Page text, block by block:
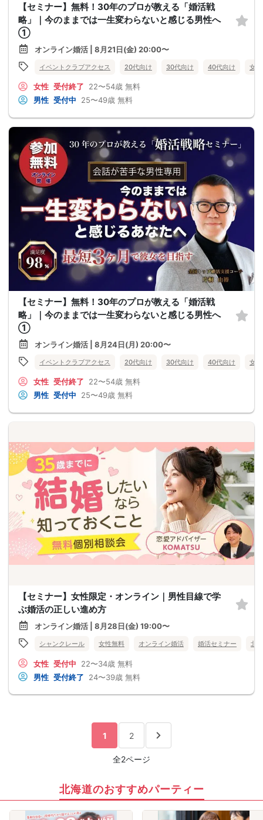
【セミナー】無料！30年のプロが教える「婚活戦
略」｜今のままでは一生変わらないと感じる男性へ
①
オンライン婚活 | 8月21日(金) 20:00〜
イベントクラブアクセス 20代向け 30代向け 40代向け 女
女性 受付終了 22〜54歳 無料
男性 受付中 25〜49歳 無料
【セミナー】無料！30年のプロが教える「婚活戦
略」｜今のままでは一生変わらないと感じる男性へ
①
オンライン婚活 | 8月24日(月) 20:00〜
イベントクラブアクセス 20代向け 30代向け 40代向け 女
女性 受付終了 22〜54歳 無料
男性 受付中 25〜49歳 無料
【セミナー】女性限定・オンライン｜男性目線で学
ぶ婚活の正しい進め方
オンライン婚活 | 8月28日(金) 19:00〜
シャンクレール 女性無料 オンライン婚活 婚活セミナー 北
女性 受付中 22〜34歳 無料
男性 受付終了 24〜39歳 無料
1 2
全2ページ
北海道のおすすめパーティー